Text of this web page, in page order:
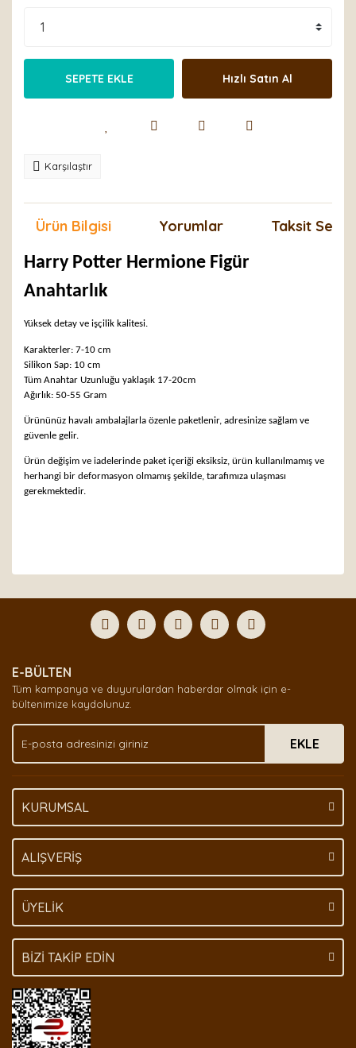
SEPETE EKLE Hızlı Satın Al
Karşılaştır
Ürün Bilgisi Yorumlar Taksit
Harry Potter Hermione Figür
Anahtarlık
Yüksek detay ve işçilik kalitesi.
Karakterler: 7-10 cm
Silikon Sap: 10 cm
Tüm Anahtar Uzunluğu yaklaşık 17-20cm
Ağırlık: 50-55 Gram
Ürününüz havalı ambalajlarla özenle paketlenir, adresinize sağlam ve
güvenle gelir.
Ürün değişim ve iadelerinde paket içeriği eksiksiz, ürün kullanılmamış ve
herhangi bir deformasyon olmamış şekilde, tarafımıza ulaşması
gerekmektedir.
Yorum Yaz
formunu kullanarak tarafımıza iletebilirsiniz.
Görüş ve önerileriniz için teşekkür ederiz.
Ürün açıklamasında eksik bilgiler bulunuyor.
Ürün bilgilerinde hatalar bulunuyor.
Bu ürüne benzer farklı alternatifler olmalı.
E-BÜLTEN
Tüm kampanya ve duyurulardan haberdar olmak için e-
bültenimize kaydolunuz.
EKLE
KURUMSAL
ALIŞVERİŞ
ÜYELİK
BİZİ TAKİP EDİN